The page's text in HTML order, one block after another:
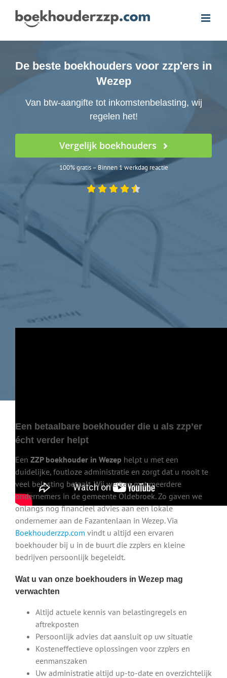
De beste boekhouders voor zzp'ers in
Wezep
Van btw-aangifte tot inkomstenbelasting, wij
regelen het!
Vergelijk boekhouders
100% gratis – Binnen 1 werkdag reactie
Een betaalbare boekhouder die u als zzp’er
écht verder helpt
Een ZZP boekhouder in Wezep helpt u met een
duidelijke, foutloze administratie en zorgt dat u nooit te
veel belasting betaalt. Wij werken met meerdere
ondernemers in de gemeente Oldebroek. Zo gaven we
onlangs nog financieel advies aan een lokale
ondernemer aan de Fazantenlaan in Wezep. Via
Boekhouderzzp.com vindt u altijd een ervaren
boekhouder bij u in de buurt die zzp’ers en kleine
bedrijven persoonlijk begeleidt.
Wat u van onze boekhouders in Wezep mag
verwachten
Altijd actuele kennis van belastingregels en
aftrekposten
Persoonlijk advies dat aansluit op uw situatie
Kosteneffectieve oplossingen voor zzp’ers en
eenmanszaken
Uw administratie altijd up-to-date en overzichtelijk